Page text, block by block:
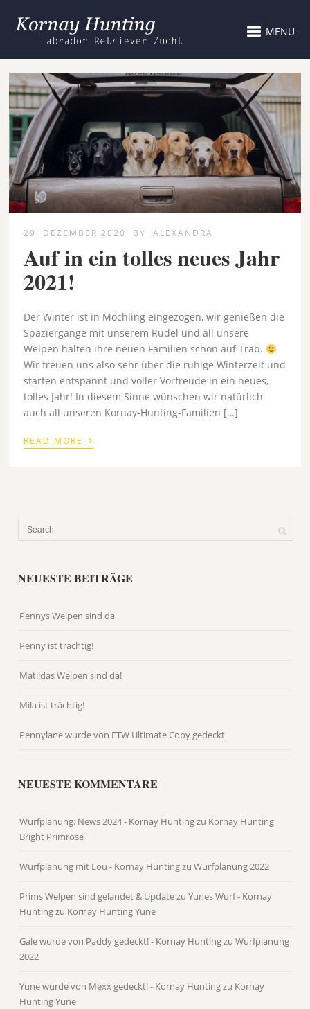
MENU
29. DEZEMBER 2020 BY ALEXANDRA
Auf in ein tolles neues Jahr
2021!
Der Winter ist in Möchling eingezogen, wir genießen die
Spaziergänge mit unserem Rudel und all unsere
Welpen halten ihre neuen Familien schön auf Trab.
Wir freuen uns also sehr über die ruhige Winterzeit und
starten entspannt und voller Vorfreude in ein neues,
tolles Jahr! In diesem Sinne wünschen wir natürlich
auch all unseren Kornay-Hunting-Familien […]
READ MORE ›
NEUESTE BEITRÄGE
Pennys Welpen sind da
Penny ist trächtig!
Matildas Welpen sind da!
Mila ist trächtig!
Pennylane wurde von FTW Ultimate Copy gedeckt
NEUESTE KOMMENTARE
Wurfplanung: News 2024 - Kornay Huntingzu Kornay Hunting
Bright Primrose
Wurfplanung mit Lou - Kornay HuntingzuWurfplanung 2022
Prims Welpen sind gelandet & Update zu Yunes Wurf - Kornay
Huntingzu Kornay Hunting Yune
Gale wurde von Paddy gedeckt! - Kornay HuntingzuWurfplanung
2022
Yune wurde von Mexx gedeckt! - Kornay Huntingzu Kornay
Hunting Yune